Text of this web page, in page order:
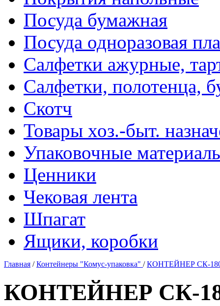
Посуда бумажная
Посуда одноразовая
Салфетки ажурные,
Салфетки, полотенца,
Скотч
Товары хоз.-быт.
Упаковочные
Ценники
Чековая лента
Шпагат
Ящики, коробки
Главная /Контейнеры "Комус-упаковка" /КОНТЕЙНЕР СК-
КОНТЕЙНЕР СК-